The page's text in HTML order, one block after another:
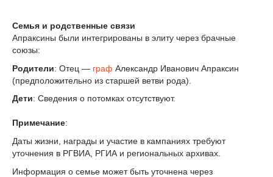
Семья и родственные связи
Апраксины были интегрированы в элиту через брачные
союзы:
Родители: Отец — граф Александр Иванович Апраксин
(предположительно из старшей ветви рода).
Дети: Сведения о потомках отсутствуют.
Примечание:
Даты жизни, награды и участие в кампаниях требуют
уточнения в РГВИА, РГИА и региональных архивах.
Информация о семье может быть уточнена через